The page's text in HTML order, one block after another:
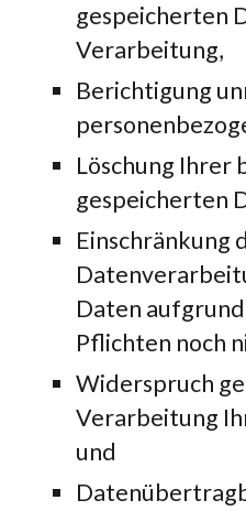
gespeicherten
Verarbeitung,
Berichtigung
Löschung Ihrer
gespeicherten
Einschränkung
Daten
Pflichten noch
Widerspruch
Verarbeitung
und